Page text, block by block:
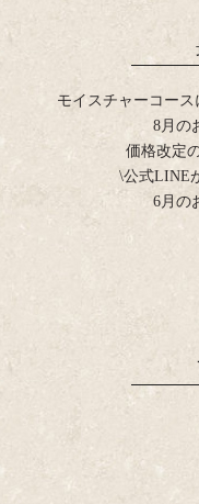
モイスチャーコース
8月の
価格改定
\公式LINE
6月の